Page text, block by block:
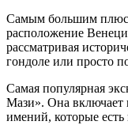
Самым большим
расположение
рассматривая
гондоле или просто
Самая популярная
Мази». Она включает
имений, которые есть